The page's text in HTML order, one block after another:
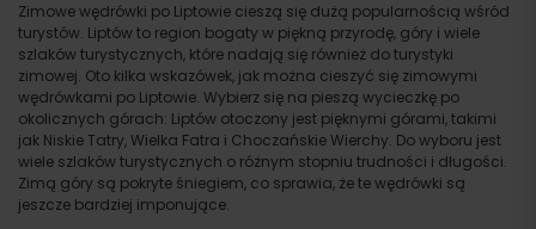
Zimowe wędrówki po Liptowie cieszą się dużą popularnością wśród
turystów. Liptów to region bogaty w piękną przyrodę, góry i wiele
szlaków turystycznych, które nadają się również do turystyki
zimowej. Oto kilka wskazówek, jak można cieszyć się zimowymi
wędrówkami po Liptowie. Wybierz się na pieszą wycieczkę po
okolicznych górach: Liptów otoczony jest pięknymi górami, takimi
jak Niskie Tatry, Wielka Fatra i Choczańskie Wierchy. Do wyboru jest
wiele szlaków turystycznych o różnym stopniu trudności i długości.
Zimą góry są pokryte śniegiem, co sprawia, że ​​te wędrówki są
jeszcze bardziej imponujące.